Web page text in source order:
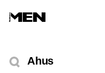
검색결과